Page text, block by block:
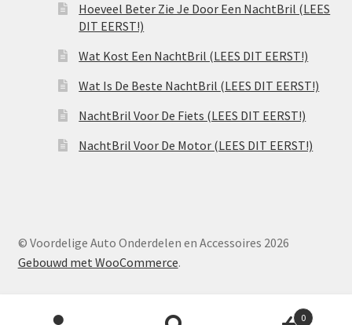
Hoeveel Beter Zie Je Door Een NachtBril (LEES
DIT EERST!)
Wat Kost Een NachtBril (LEES DIT EERST!)
Wat Is De Beste NachtBril (LEES DIT EERST!)
NachtBril Voor De Fiets (LEES DIT EERST!)
NachtBril Voor De Motor (LEES DIT EERST!)
© Voordelige Auto Onderdelen en Accessoires 2026
Gebouwd met WooCommerce.
Producten 0